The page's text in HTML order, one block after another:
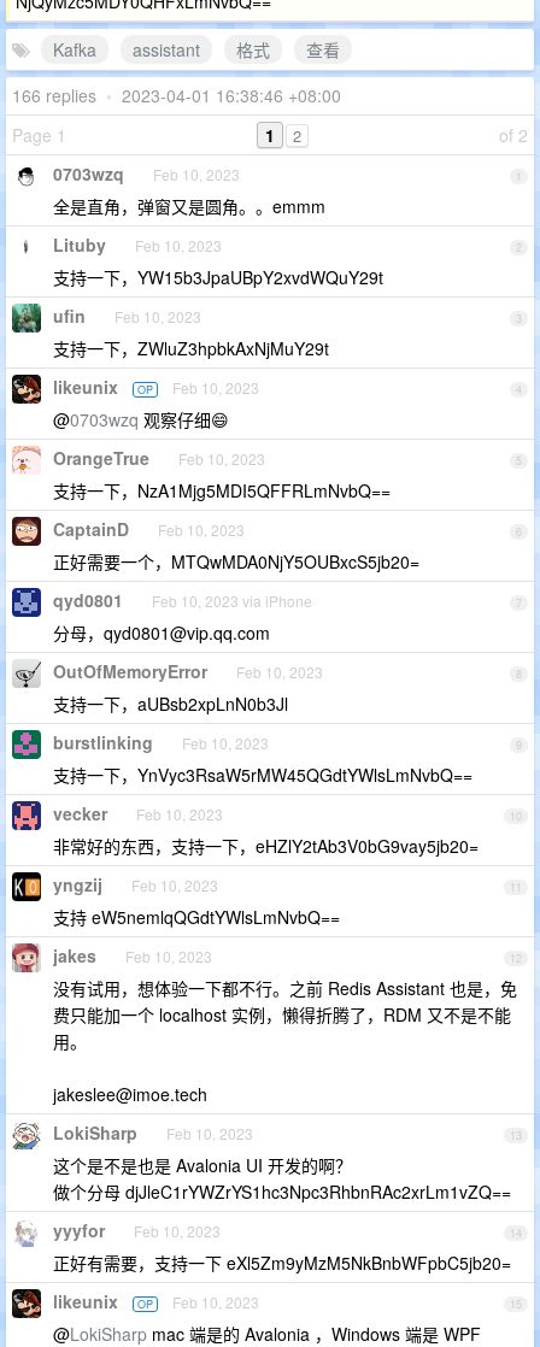
Kafka
assistant 格式
查看
166 replies • 2023-04-01 16:38:46 +08:00
Page 1
of 2
1 2
1
0703wzq Feb 10, 2023
全是直角，弹窗又是圆角。。emmm
2
Lituby Feb 10, 2023
支持一下，YW15b3JpaUBpY2xvdWQuY29t
3
ufin Feb 10, 2023
支持一下，ZWluZ3hpbkAxNjMuY29t
4
likeunix OP Feb 10, 2023
@0703wzq 观察仔细😄
5
OrangeTrue Feb 10, 2023
支持一下，NzA1Mjg5MDI5QFFRLmNvbQ==
6
CaptainD Feb 10, 2023
正好需要一个，MTQwMDA0NjY5OUBxcS5jb20=
7
qyd0801 Feb 10, 2023 via iPhone
分母， qyd0801@vip.qq.com
8
OutOfMemoryError Feb 10, 2023
支持一下，aUBsb2xpLnN0b3Jl
9
burstlinking Feb 10, 2023
支持一下，YnVyc3RsaW5rMW45QGdtYWlsLmNvbQ==
10
vecker Feb 10, 2023
非常好的东西，支持一下，eHZlY2tAb3V0bG9vay5jb20=
11
yngzij Feb 10, 2023
支持 eW5nemlqQGdtYWlsLmNvbQ==
12
jakes Feb 10, 2023
没有试用，想体验一下都不行。之前 Redis Assistant 也是，免
费只能加一个 localhost 实例，懒得折腾了，RDM 又不是不能
用。
jakeslee@imoe.tech
13
LokiSharp Feb 10, 2023
这个是不是也是 Avalonia UI 开发的啊？
做个分母 djJleC1rYWZrYS1hc3Npc3RhbnRAc2xrLm1vZQ==
14
yyyfor Feb 10, 2023
正好有需要，支持一下 eXl5Zm9yMzM5NkBnbWFpbC5jb20=
15
likeunix OP Feb 10, 2023
@LokiSharp mac 端是的 Avalonia ，Windows 端是 WPF